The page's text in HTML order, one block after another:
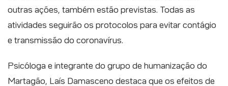
outras ações, também estão previstas. Todas as
atividades seguirão os protocolos para evitar contágio
e transmissão do coronavírus.
Psicóloga e integrante do grupo de humanização do
Martagão, Laís Damasceno destaca que os efeitos de